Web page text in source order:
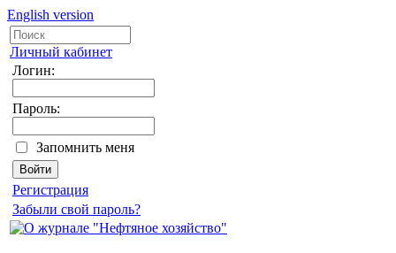
English version
Личный кабинет
Логин:
Пароль:
Запомнить меня
Регистрация
Забыли свой пароль?